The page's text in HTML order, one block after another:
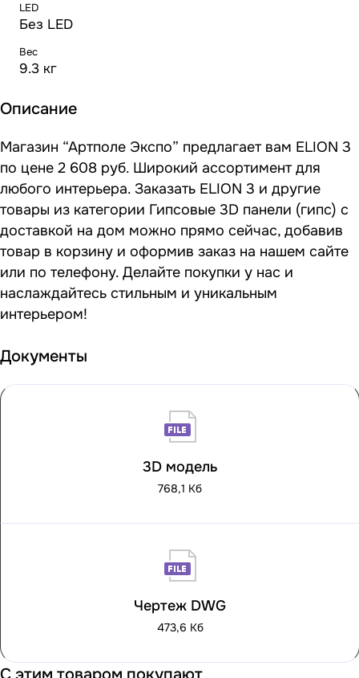
LED
Без LED
Вес
9.3 кг
Описание
Магазин “Артполе Экспо” предлагает вам ELION 3
по цене 2 608 руб. Широкий ассортимент для
любого интерьера. Заказать ELION 3 и другие
товары из категории Гипсовые 3D панели (гипс) с
доставкой на дом можно прямо сейчас, добавив
товар в корзину и оформив заказ на нашем сайте
или по телефону. Делайте покупки у нас и
наслаждайтесь стильным и уникальным
интерьером!
Документы
3D модель
768,1 Кб
Чертеж DWG
473,6 Кб